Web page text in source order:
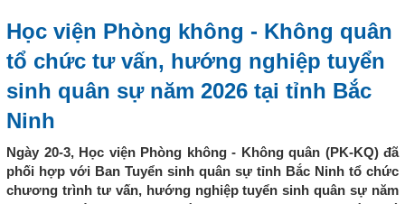
Học viện Phòng không - Không quân
tổ chức tư vấn, hướng nghiệp tuyển
sinh quân sự năm 2026 tại tỉnh Bắc
Ninh
Ngày 20-3, Học viện Phòng không - Không quân (PK-KQ) đã
phối hợp với Ban Tuyển sinh quân sự tỉnh Bắc Ninh tổ chức
chương trình tư vấn, hướng nghiệp tuyển sinh quân sự năm